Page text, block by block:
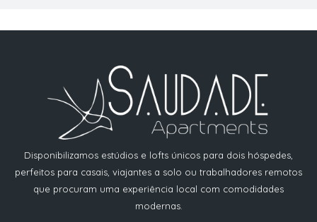
Disponibilizamos estúdios e lofts únicos para dois hóspedes,
perfeitos para casais, viajantes a solo ou trabalhadores remotos
que procuram uma experiência local com comodidades
modernas.